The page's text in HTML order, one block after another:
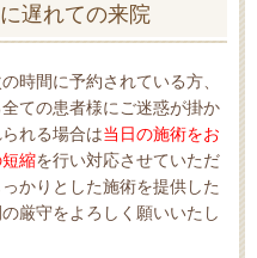
遅れての来院
時間に予約されている方、
ての患者様にご迷惑が掛か
れる場合は当日の施術をお
縮を行い対応させていただ
かりとした施術を提供した
厳守をよろしく願いいたし